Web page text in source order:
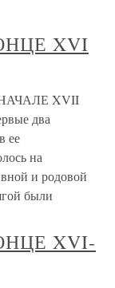
XVI
XVII
два
ее
на
и родовой
были
XVI-